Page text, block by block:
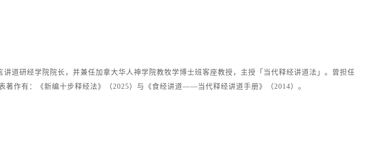
道研经学院院长，并兼任加拿大华人神学院教牧学博士班客座教授，主授「当代释经讲道法」。曾担任
著作有：《新编十步释经法》（2025）与《食经讲道——当代释经讲道手册》（2014）。